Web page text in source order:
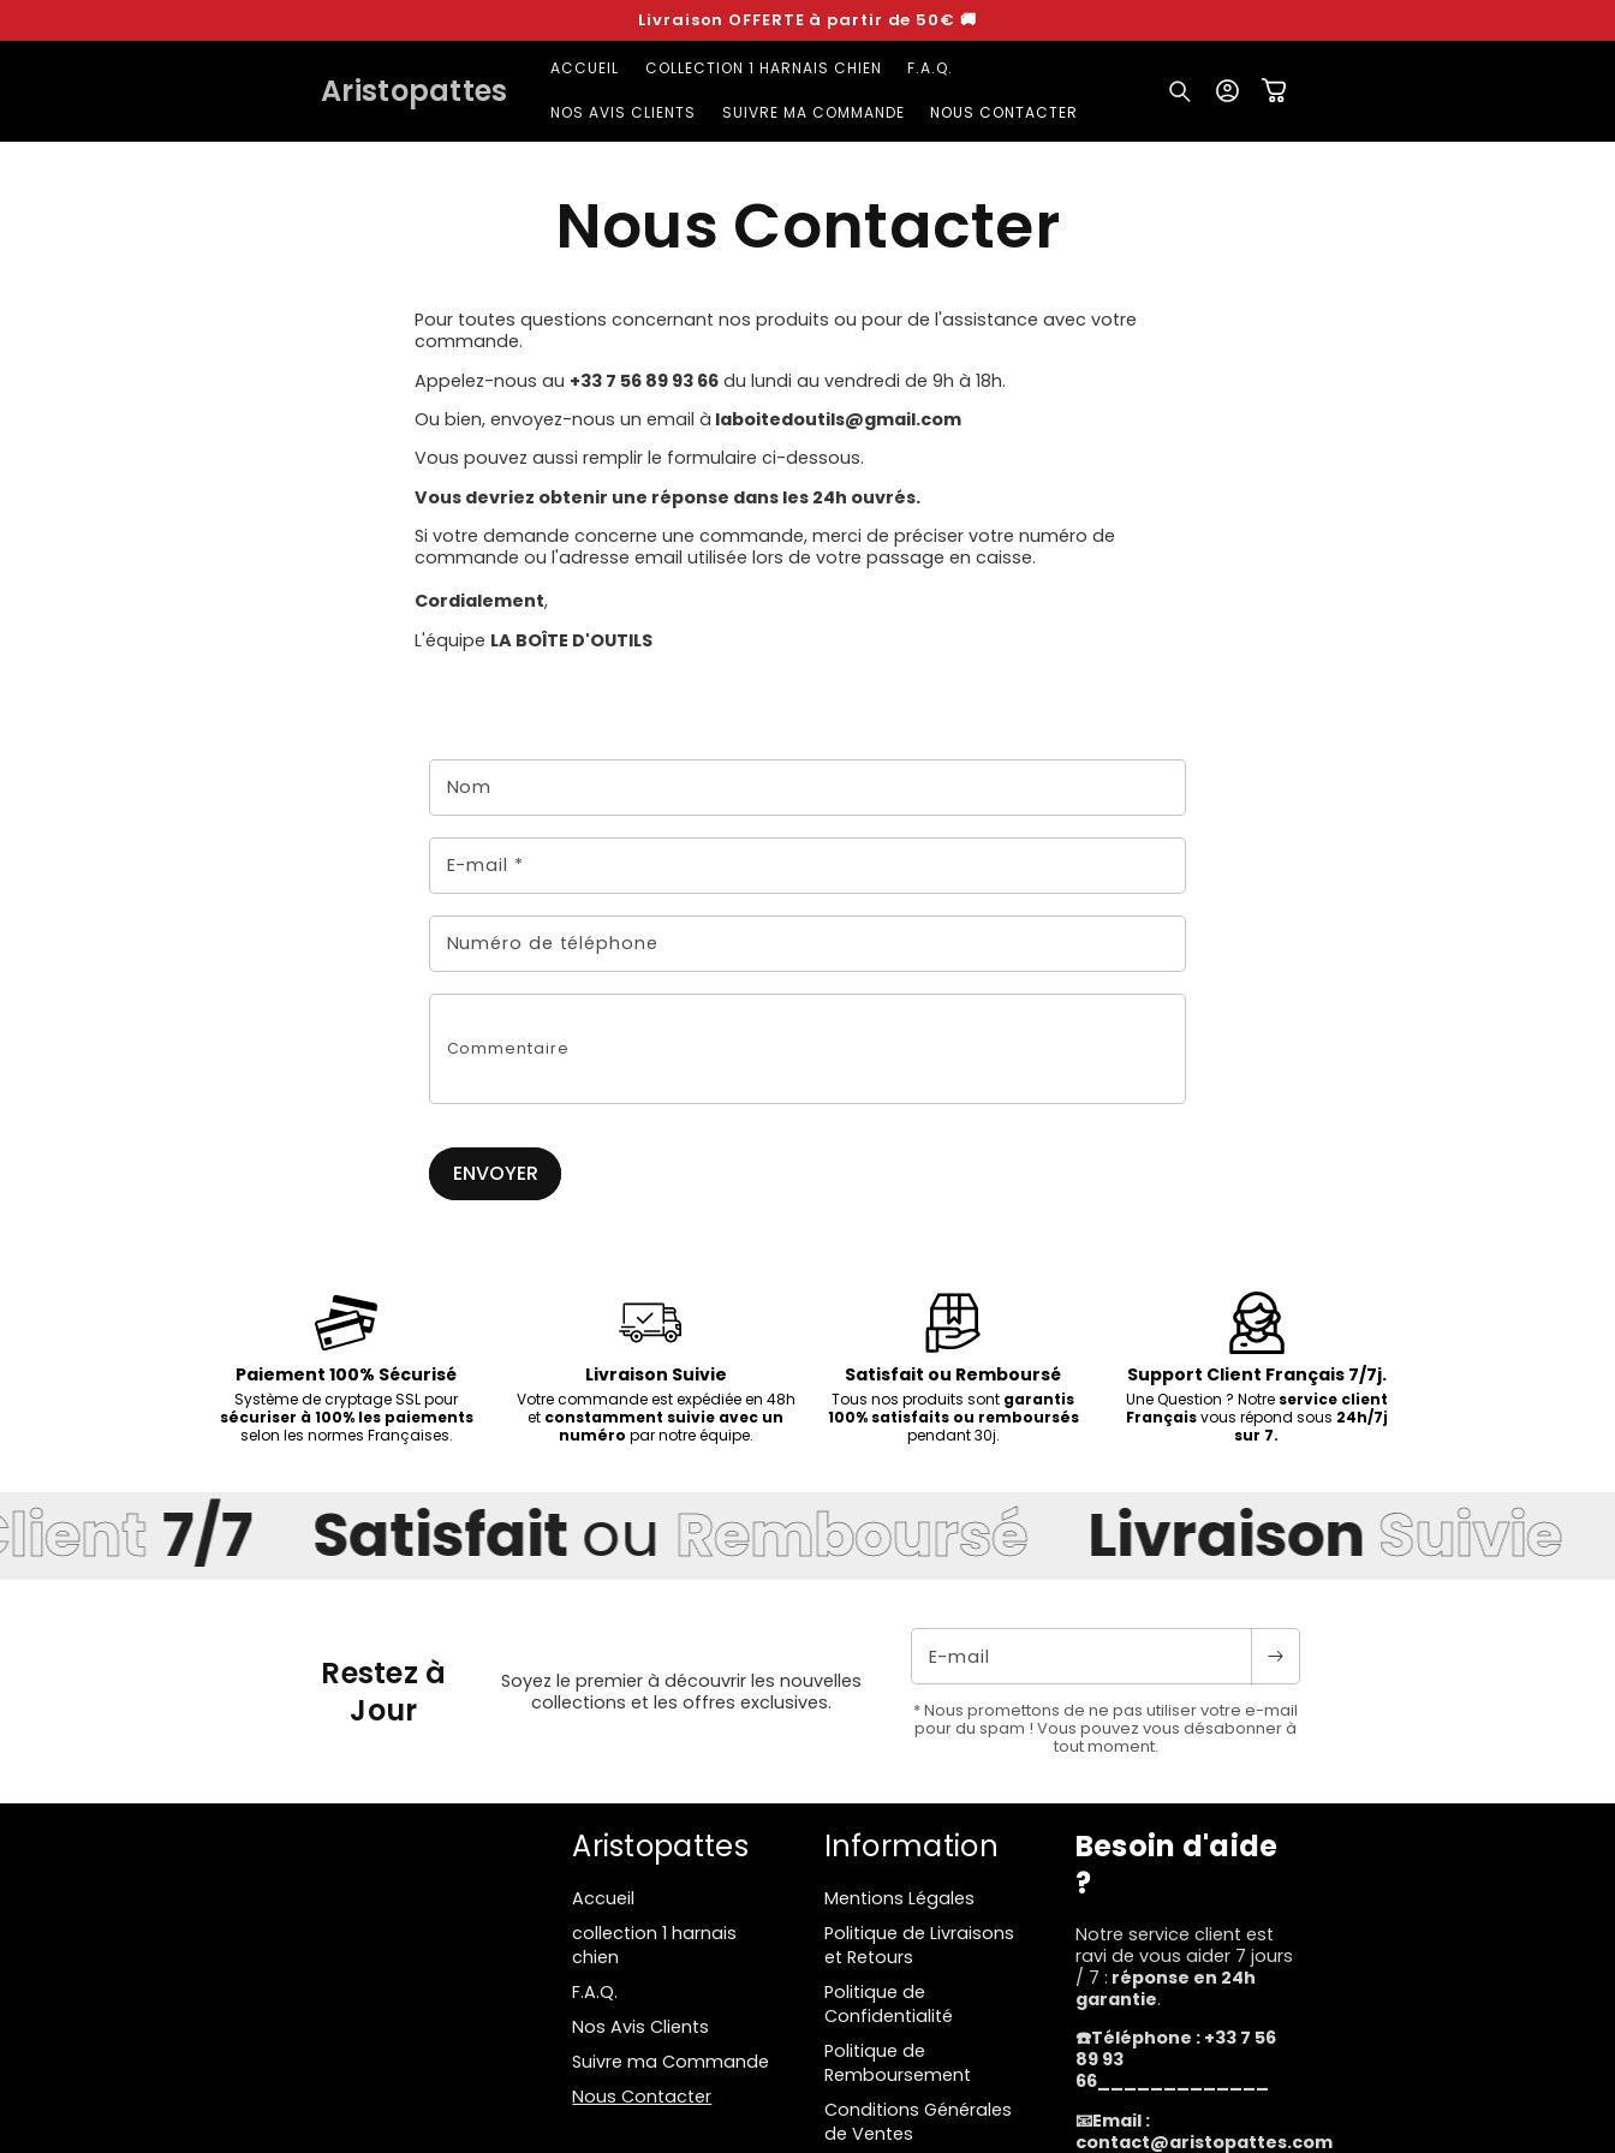
AU
Livraison OFFERTE à partir de 50€ 🚚
Aristopattes
ACCUEIL COLLECTION 1 HARNAIS CHIEN F.A.Q.
NOS AVIS CLIENTS SUIVRE MA COMMANDE NOUS CONTACTER
ConnexionPanier
Nous Contacter
Pour toutes questions concernant nos produits ou pour de l'assistance avec votre
commande.
Appelez-nous au +33 7 56 89 93 66 du lundi au vendredi de 9h à 18h.
Ou bien, envoyez-nous un email à laboitedoutils@gmail.com
Vous pouvez aussi remplir le formulaire ci-dessous.
Vous devriez obtenir une réponse dans les 24h ouvrés.
Si votre demande concerne une commande, merci de préciser votre numéro de
commande ou l'adresse email utilisée lors de votre passage en caisse.
Cordialement,
L'équipe LA BOÎTE D'OUTILS
t
a
c
t
Nom
E-mail *
Numéro de téléphone
Commentaire
ENVOYER
Paiement 100% Sécurisé
Système de cryptage SSL pour
sécuriser à 100% les paiements
selon les normes Françaises.
Livraison Suivie
Votre commande est expédiée en 48h
et constamment suivie avec un
numéro par notre équipe.
Satisfait ou Remboursé
Tous nos produits sont garantis
100% satisfaits ou remboursés
pendant 30j.
Support Client Français 7/7j.
Une Question ? Notre service client
Françaisvous répond sous 24h/7j
sur 7.
7/7 SatisfaitouRemboursé LivraisonSuivie
Restez à
Jour
Soyez le premier à découvrir les nouvelles
collections et les offres exclusives.
E-mail
* Nous promettons de ne pas utiliser votre e-mail
pour du spam ! Vous pouvez vous désabonner à
tout moment.
Aristopattes
Accueil
collection 1 harnais
chien
F.A.Q.
Nos Avis Clients
Suivre ma Commande
Nous Contacter
Information
Mentions Légales
Politique de Livraisons
et Retours
Politique de
Confidentialité
Politique de
Remboursement
Conditions Générales
de Ventes
Besoin d'aide
?
Notre service client est
ravi de vous aider 7 jours
/ 7 : réponse en 24h
garantie.
☎️Téléphone : +33 7 56
89 93
66_____________
📧Email :
contact@aristopattes.com